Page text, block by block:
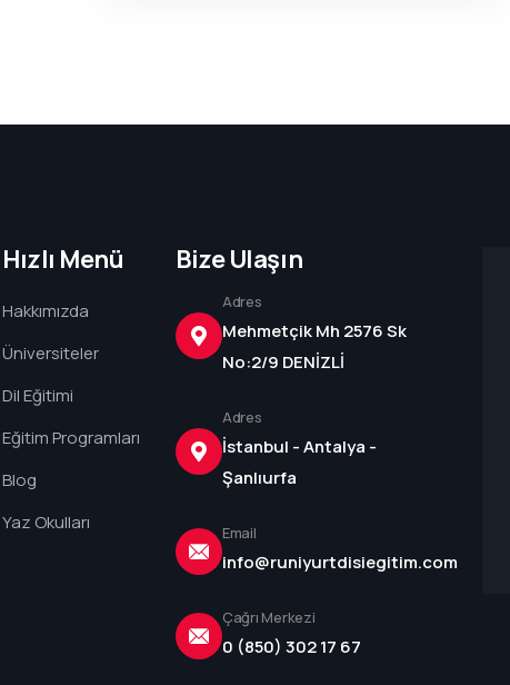
Hızlı Menü
Hakkımızda
Üniversiteler
Dil Eğitimi
Eğitim Programları
Blog
Yaz Okulları
Bize Ulaşın
Adres
Mehmetçik Mh 2576 Sk
No:2/9 DENİZLİ
Adres
İstanbul - Antalya -
Şanlıurfa
Email
info@runiyurtdisiegitim.com
Çağrı Merkezi
0 (850) 302 17 67